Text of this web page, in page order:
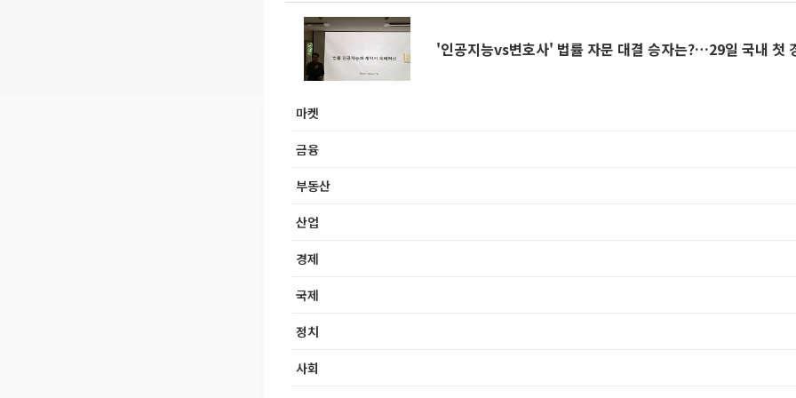
'인공지능vs변호사' 법률 자문 대결 승자는?…29일 국내 첫
마켓
금융
부동산
산업
경제
국제
정치
사회